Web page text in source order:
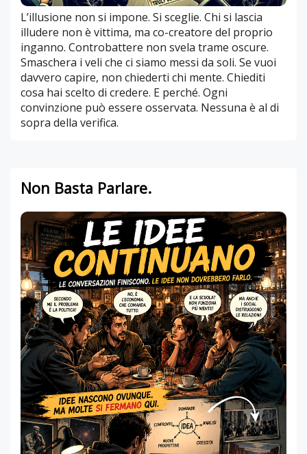
L’illusione non si impone. Si sceglie. Chi si lascia
illudere non è vittima, ma co-creatore del proprio
inganno. Controbattere non svela trame oscure.
Smaschera i veli che ci siamo messi da soli. Se vuoi
davvero capire, non chiederti chi mente. Chiediti
cosa hai scelto di credere. E perché. Ogni
convinzione può essere osservata. Nessuna è al di
sopra della verifica.
Non Basta Parlare.